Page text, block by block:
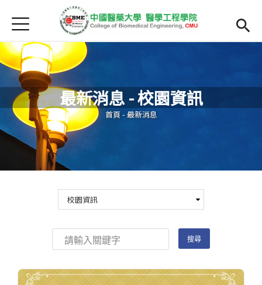
首頁
最新消息
Open submenu (院系簡介)
院系簡介
院長簡介
Open submenu (主任簡介)
主任簡介
師資
Open submenu (法規/表單)
Open
English
Jump to Main content
最新消息 - 校園資訊
您在這裡
首頁 - 最新消息